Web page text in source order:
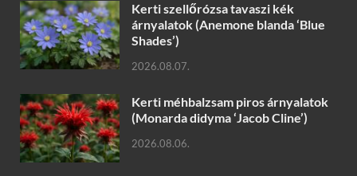
Kerti szellőrózsa tavaszi kék
árnyalatok (Anemone blanda ‘Blue
Shades’)
2026.08.07.
Kerti méhbalzsam piros árnyalatok
(Monarda didyma ‘Jacob Cline’)
2026.08.06.